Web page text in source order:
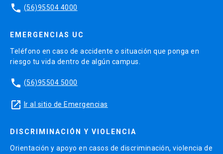
phone (56)95504 4000
EMERGENCIAS UC
Teléfono en caso de accidente o situación que ponga en
riesgo tu vida dentro de algún campus.
phone (56)95504 5000
launch Ir al sitio de Emergencias
DISCRIMINACIÓN Y VIOLENCIA
Orientación y apoyo en casos de discriminación, violencia de